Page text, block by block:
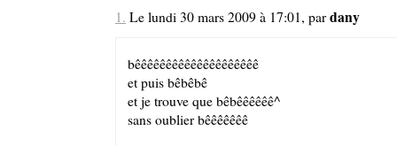
1. Le lundi 30 mars 2009 à 17:01, pardany
bêêêêêêêêêêêêêêêêêêêê
et puis bêbêbê
et je trouve que bêbêêêêêê^
sans oublier bêêêêêêê